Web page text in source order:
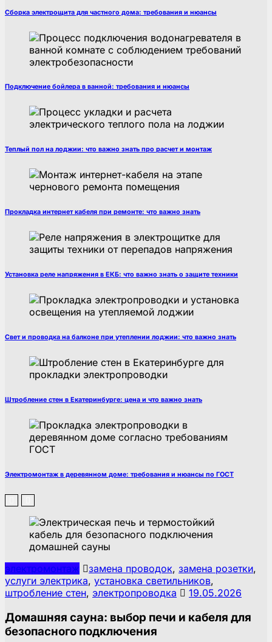
Сборка электрощита для частного дома: требования и нюансы
Подключение бойлера в ванной: требования и нюансы
Теплый пол на лоджии: что важно знать про расчет и монтаж
Прокладка интернет кабеля при ремонте: что важно знать
Установка реле напряжения в ЕКБ: что важно знать о защите техники
Свет и проводка на балконе при утеплении лоджии: что важно знать
Штробление стен в Екатеринбурге: цена и что важно знать
Электромонтаж в деревянном доме: требования и нюансы по ГОСТ
электромонтаж замена проводок, замена розетки,
услуги электрика, установка светильников,
штробление стен, электропроводка 19.05.2026
Домашняя сауна: выбор печи и кабеля для
безопасного подключения